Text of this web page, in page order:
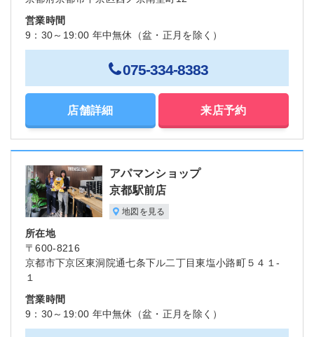
営業時間
9：30～19:00 年中無休（盆・正月を除く）
075-334-8383
店舗詳細 来店予約
アパマンショップ
京都駅前店
地図を見る
所在地
〒600-8216
京都市下京区東洞院通七条下ル二丁目東塩小路町５４１-
１
営業時間
9：30～19:00 年中無休（盆・正月を除く）